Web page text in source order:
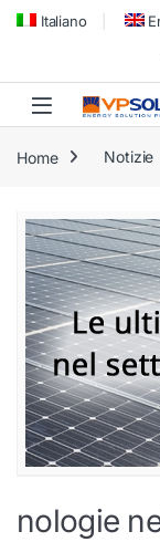
Skip to navigation
Skip to content
Italiano
Home Notizie
nologie